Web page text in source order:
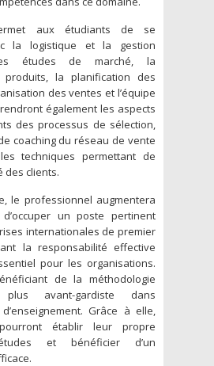
aux étudiants de se
la logistique et la gestion
études de marché, la
produits, la planification des
des ventes et l’équipe
également les aspects
des processus de sélection,
coaching du réseau de vente
techniques permettant de
des clients.
le professionnel augmentera
un poste pertinent
internationales de premier
la responsabilité effective
pour les organisations.
de la méthodologie
avant-gardiste dans
Grâce à elle,
établir leur propre
et bénéficier d’un